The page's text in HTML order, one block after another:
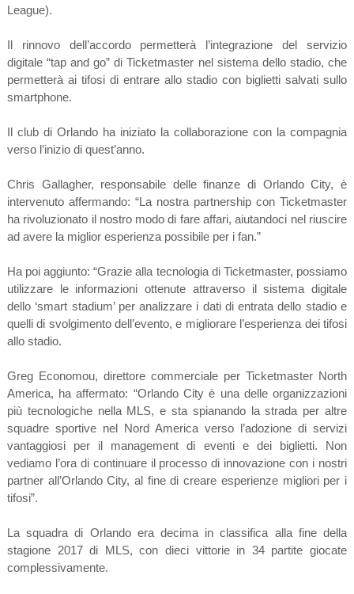
League).
Il rinnovo dell’accordo permetterà l’integrazione del servizio
digitale “tap and go” di Ticketmaster nel sistema dello stadio, che
permetterà ai tifosi di entrare allo stadio con biglietti salvati sullo
smartphone.
Il club di Orlando ha iniziato la collaborazione con la compagnia
verso l’inizio di quest’anno.
Chris Gallagher, responsabile delle finanze di Orlando City, è
intervenuto affermando: “La nostra partnership con Ticketmaster
ha rivoluzionato il nostro modo di fare affari, aiutandoci nel riuscire
ad avere la miglior esperienza possibile per i fan.”
Ha poi aggiunto: “Grazie alla tecnologia di Ticketmaster, possiamo
utilizzare le informazioni ottenute attraverso il sistema digitale
dello ‘smart stadium’ per analizzare i dati di entrata dello stadio e
quelli di svolgimento dell’evento, e migliorare l’esperienza dei tifosi
allo stadio.
Greg Economou, direttore commerciale per Ticketmaster North
America, ha affermato: “Orlando City è una delle organizzazioni
più tecnologiche nella MLS, e sta spianando la strada per altre
squadre sportive nel Nord America verso l’adozione di servizi
vantaggiosi per il management di eventi e dei biglietti. Non
vediamo l’ora di continuare il processo di innovazione con i nostri
partner all’Orlando City, al fine di creare esperienze migliori per i
tifosi”.
La squadra di Orlando era decima in classifica alla fine della
stagione 2017 di MLS, con dieci vittorie in 34 partite giocate
complessivamente.